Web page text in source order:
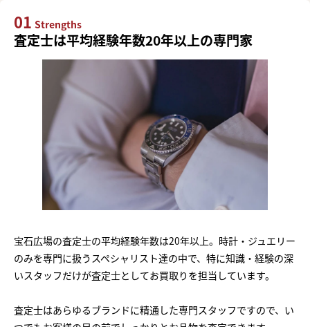
01 Strengths
査定士は平均経験年数20年以上の専門家
宝石広場の査定士の平均経験年数は20年以上。時計・ジュエリー
のみを専門に扱うスペシャリスト達の中で、特に知識・経験の深
いスタッフだけが査定士としてお買取りを担当しています。
査定士はあらゆるブランドに精通した専門スタッフですので、い